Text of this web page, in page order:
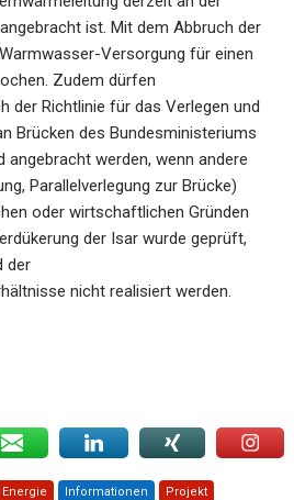
ist. Mit dem Abbruch der
Versorgung für einen
Zudem dürfen
der Richtlinie für das Verlegen und
Brücken des Bundesministeriums
angebracht werden, wenn andere
Parallelverlegung zur Brücke)
oder wirtschaftlichen Gründen
der Isar wurde geprüft,
der
nicht realisiert werden.
Energie Informationen Projekt